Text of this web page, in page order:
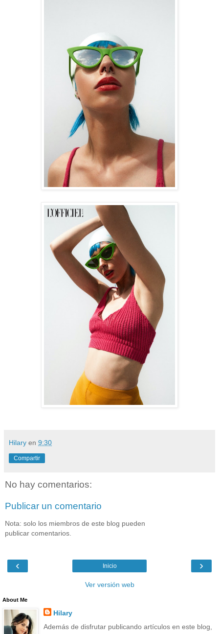
Hilary en 9:30
Compartir
No hay comentarios:
Publicar un comentario
Nota: solo los miembros de este blog pueden
publicar comentarios.
‹ ›
Inicio
Ver versión web
About Me
Hilary
Además de disfrutar publicando artículos en este blog,